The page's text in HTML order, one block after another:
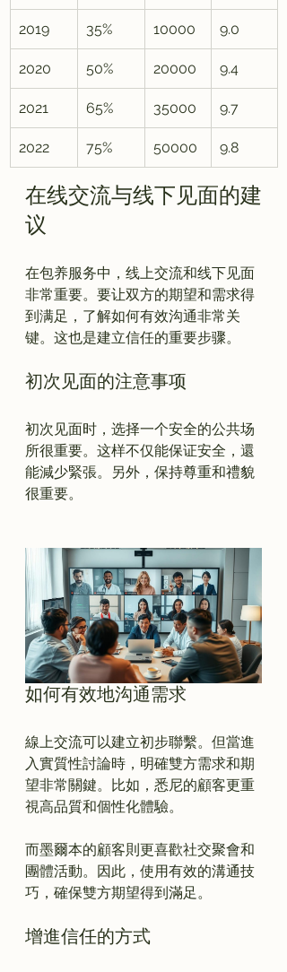
2019 35% 10000 9.0
2020 50% 20000 9.4
2021 65% 35000 9.7
2022 75% 50000 9.8
在线交流与线下见面的建
议
在包养服务中，线上交流和线下见面
非常重要。要让双方的期望和需求得
到满足，了解如何有效沟通非常关
初次见面的注意事项
初次见面时，选择一个安全的公共场
所很重要。这样不仅能保证安全，還
能減少緊張。另外，保持尊重和禮貌
很重要。
如何有效地沟通需求
線上交流可以建立初步聯繫。但當進
入實質性討論時，明確雙方需求和期
望非常關鍵。比如，悉尼的顧客更重
視高品質和個性化體驗。
而墨爾本的顧客則更喜歡社交聚會和
團體活動。因此，使用有效的溝通技
增進信任的方式